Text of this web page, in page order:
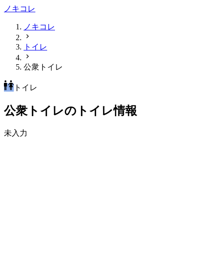
ノキコレ
ノキコレ
トイレ
公衆トイレ
トイレ
公衆トイレのトイレ情報
未入力